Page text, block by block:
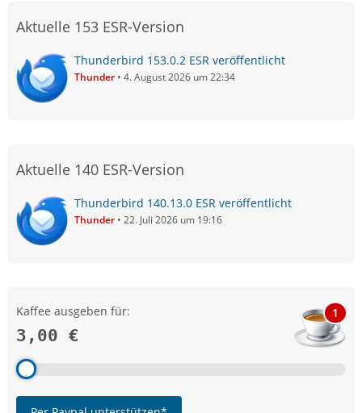
Aktuelle 153 ESR-Version
Thunderbird 153.0.2 ESR veröffentlicht
Thunder 4. August 2026 um 22:34
Aktuelle 140 ESR-Version
Thunderbird 140.13.0 ESR veröffentlicht
Thunder 22. Juli 2026 um 19:16
Kaffee ausgeben für:
3,00 €
1